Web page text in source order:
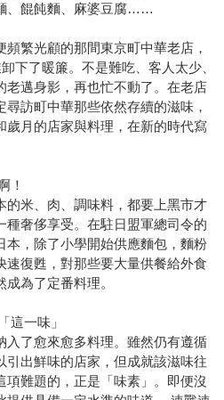
、餛飩麵、麻婆豆腐……
繁光顧的那間東京町中華老店，
下了暖簾。不是難吃、客人太少、
老邁身影，再也忙不動了。在老店
訪町中華那些依然存續的滋味，
歲月的店家與料理，在新的時代寫
！
的米、肉、調味料，都要上黑市才
種奢侈享受。在駐日盟軍總司令的
本，除了小學開始供應麵包，麵粉
速復甦，對那些要大量供餐給外食
成為了定番料理。
這一味」
入了愈來愈多料理。雖然仍有遵循
引出鮮味的店家，但成就該滋味往
難題的，正是「味素」。即便沒